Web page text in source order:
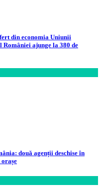
din economia Uniunii
ajunge la 380 de
două agenții deschise în